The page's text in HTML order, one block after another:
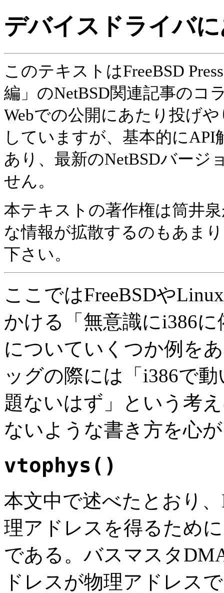
デバイスドライバ
このテキストはFreeBSD
編」のNetBSD関連記事のコ
Webでの公開にあたり投げ
していますが、基本的に
あり、最新のNetBSDバージ
せん。
本テキストの著作権は筒井
な情報が拡散するのもあま
下さい。
ここではFreeBSDや
かける「無意識にi386
についていくつか例を
ッグの際には「i386で
題ないはず」という考
ないような書き方を心
vtophys()
本文中で述べたとおり
理アドレスを得るため
である。バスマスタ
ドレスが物理アドレス